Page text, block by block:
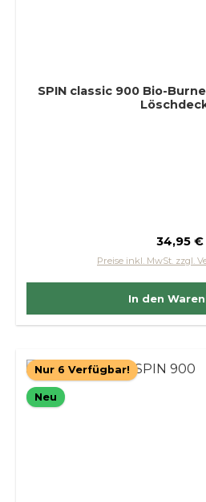
SPIN classic 900 Bio-
34,95 €
Preise inkl. MwSt. zzgl.
In den
Nur 6 Verfügbar!
Neu